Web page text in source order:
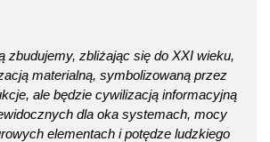
zbudujemy, zbliżając się do XXI wieku,
materialną, symbolizowaną przez
ale będzie cywilizacją informacyjną
dla oka systemach, mocy
elementach i potędze ludzkiego